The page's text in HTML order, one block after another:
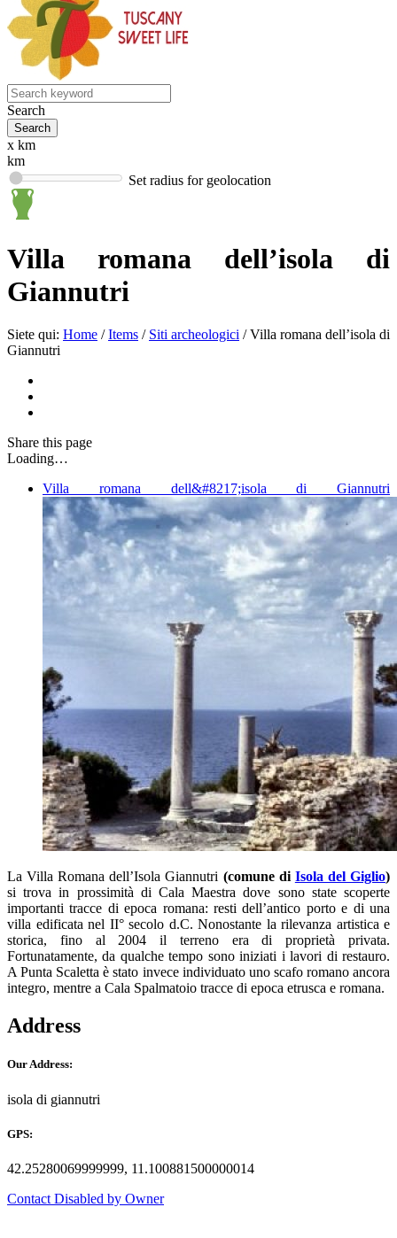
Search
x km
km
Set radius for geolocation
Villa romana dell’isola di
Giannutri
Siete qui: Home / Items / Siti archeologici / Villa romana dell’isola di
Giannutri
Share this page
Loading…
Villa romana dell&#8217;isola di Giannutri
La Villa Romana dell’Isola Giannutri (comune di Isola del Giglio)
si trova in prossimità di Cala Maestra dove sono state scoperte
importanti tracce di epoca romana: resti dell’antico porto e di una
villa edificata nel II° secolo d.C. Nonostante la rilevanza artistica e
storica, fino al 2004 il terreno era di proprietà privata.
Fortunatamente, da qualche tempo sono iniziati i lavori di restauro.
A Punta Scaletta è stato invece individuato uno scafo romano ancora
integro, mentre a Cala Spalmatoio tracce di epoca etrusca e romana.
Address
Our Address:
isola di giannutri
GPS:
42.25280069999999, 11.100881500000014
Contact Disabled by Owner